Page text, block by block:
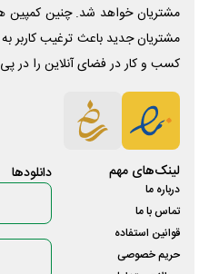
مشتریان خواهد شد. چنین
مشتریان جدید باعث ترغیب کاربر
کسب و کار در فضای آنلاین را در
لینک‌های مهم
درباره ما
تماس با ما
قوانین استفاده
حریم خصوصی
دانلود‌ها